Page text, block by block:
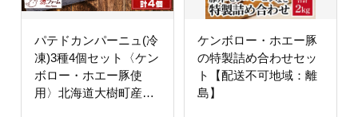
パテドカンパーニュ(冷
凍)3種4個セット〈ケン
ボロー・ホエー豚使
用〉北海道大樹町産
ケンボロー・ホエー豚
の特製詰め合わせセッ
ト【配送不可地域：離
島】